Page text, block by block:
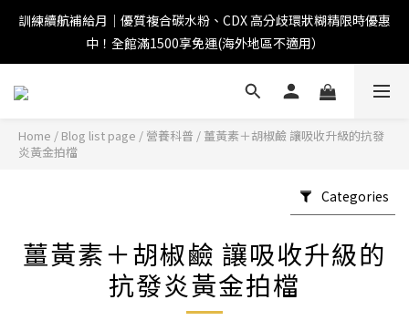
訓練續航補給月｜優質複合碳水粉、CDX 高分歧環狀糊精限時優惠
中！全館滿1500享免運(海外地區不適用）
Home / Blog list page / 營養科普 / 薑黃素＋胡椒鹼 讓吸收升級的抗發
炎黃金拍檔
Categories
薑黃素＋胡椒鹼 讓吸收升級的
抗發炎黃金拍檔